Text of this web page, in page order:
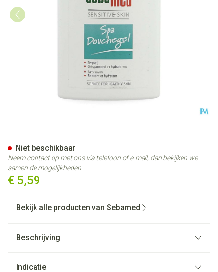
€ 5,59
Niet beschikbaar
Neem contact op met ons via telefoon of e-mail, dan bekijken we
samen de mogelijkheden.
Bekijk alle producten van Sebamed
Beschrijving
Indicatie